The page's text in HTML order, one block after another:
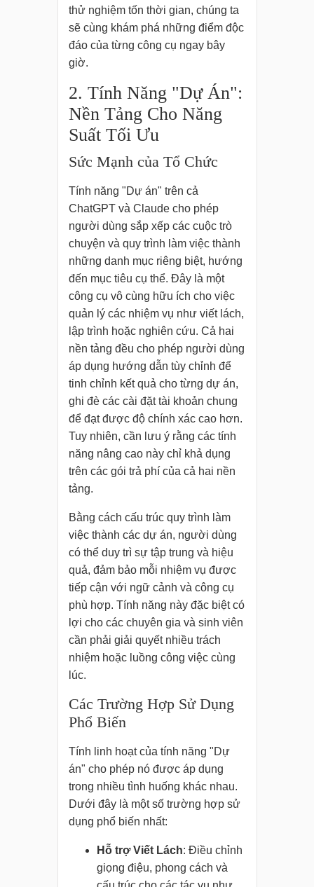
thử nghiệm tốn thời gian, chúng ta
sẽ cùng khám phá những điểm độc
đáo của từng công cụ ngay bây
giờ.
2. Tính Năng "Dự Án":
Nền Tảng Cho Năng
Suất Tối Ưu
Sức Mạnh của Tổ Chức
Tính năng "Dự án" trên cả
ChatGPT và Claude cho phép
người dùng sắp xếp các cuộc trò
chuyện và quy trình làm việc thành
những danh mục riêng biệt, hướng
đến mục tiêu cụ thể. Đây là một
công cụ vô cùng hữu ích cho việc
quản lý các nhiệm vụ như viết lách,
lập trình hoặc nghiên cứu. Cả hai
nền tảng đều cho phép người dùng
áp dụng hướng dẫn tùy chỉnh để
tinh chỉnh kết quả cho từng dự án,
ghi đè các cài đặt tài khoản chung
để đạt được độ chính xác cao hơn.
Tuy nhiên, cần lưu ý rằng các tính
năng nâng cao này chỉ khả dụng
trên các gói trả phí của cả hai nền
tảng.
Bằng cách cấu trúc quy trình làm
việc thành các dự án, người dùng
có thể duy trì sự tập trung và hiệu
quả, đảm bảo mỗi nhiệm vụ được
tiếp cận với ngữ cảnh và công cụ
phù hợp. Tính năng này đặc biệt có
lợi cho các chuyên gia và sinh viên
cần phải giải quyết nhiều trách
nhiệm hoặc luồng công việc cùng
lúc.
Các Trường Hợp Sử Dụng
Phổ Biến
Tính linh hoạt của tính năng "Dự
án" cho phép nó được áp dụng
trong nhiều tình huống khác nhau.
Dưới đây là một số trường hợp sử
dụng phổ biến nhất:
Hỗ trợ Viết Lách: Điều chỉnh
giọng điệu, phong cách và